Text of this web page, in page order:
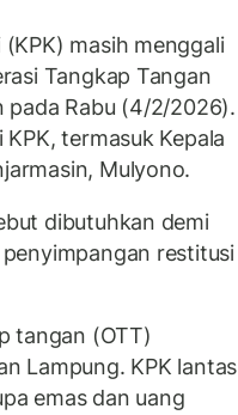
masih menggali
Tangkap Tangan
pada Rabu (4/2/2026).
termasuk Kepala
Mulyono.
dibutuhkan demi
restitusi
tangan (OTT)
Lampung. KPK lantas
emas dan uang